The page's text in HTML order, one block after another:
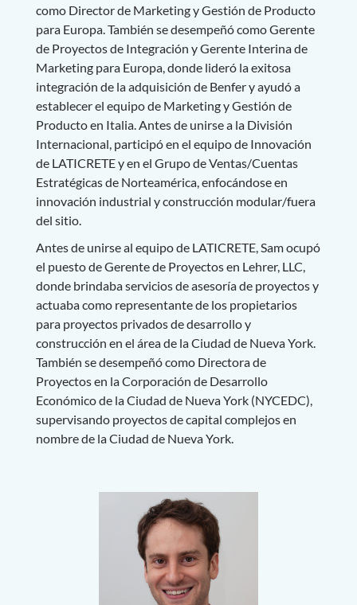
como Director de Marketing y Gestión de Producto
para Europa. También se desempeñó como Gerente
de Proyectos de Integración y Gerente Interina de
Marketing para Europa, donde lideró la exitosa
integración de la adquisición de Benfer y ayudó a
establecer el equipo de Marketing y Gestión de
Producto en Italia. Antes de unirse a la División
Internacional, participó en el equipo de Innovación
de LATICRETE y en el Grupo de Ventas/Cuentas
Estratégicas de Norteamérica, enfocándose en
innovación industrial y construcción modular/fuera
del sitio.
Antes de unirse al equipo de LATICRETE, Sam ocupó
el puesto de Gerente de Proyectos en Lehrer, LLC,
donde brindaba servicios de asesoría de proyectos y
actuaba como representante de los propietarios
para proyectos privados de desarrollo y
construcción en el área de la Ciudad de Nueva York.
También se desempeñó como Directora de
Proyectos en la Corporación de Desarrollo
Económico de la Ciudad de Nueva York (NYCEDC),
supervisando proyectos de capital complejos en
nombre de la Ciudad de Nueva York.